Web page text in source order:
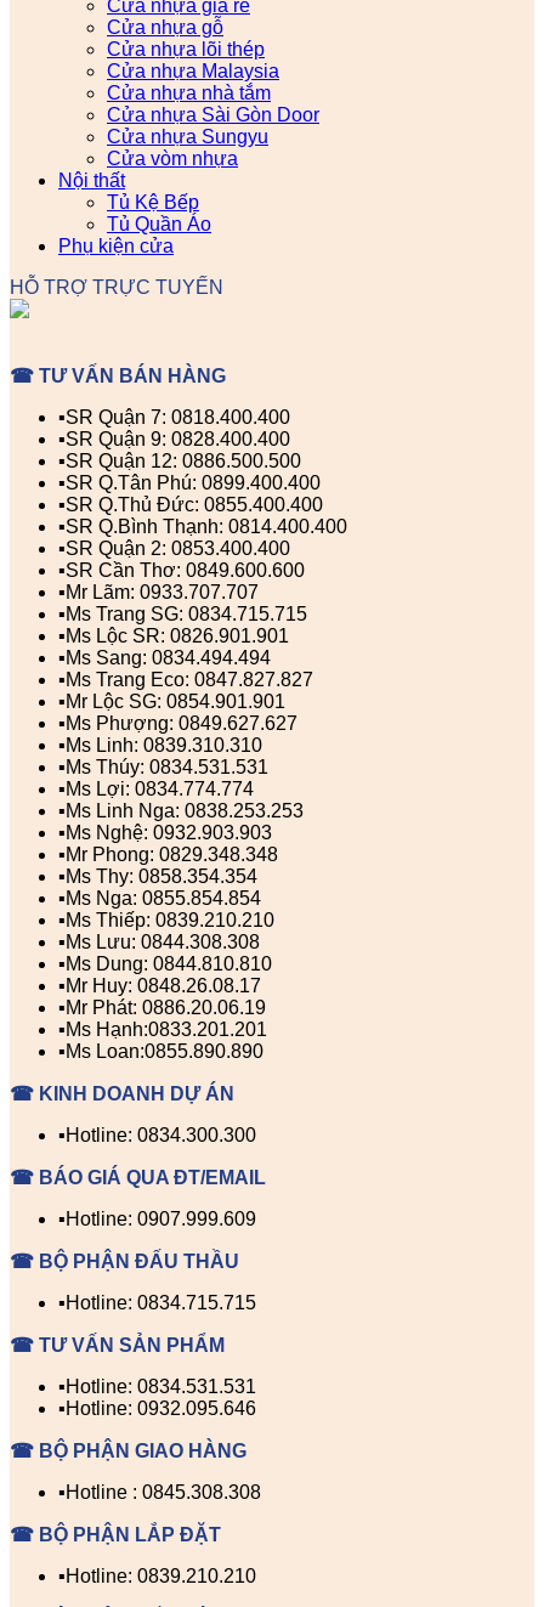
Cửa nhựa giá rẻ
Cửa nhựa gỗ
Cửa nhựa lõi thép
Cửa nhựa Malaysia
Cửa nhựa nhà tắm
Cửa nhựa Sài Gòn Door
Cửa nhựa Sungyu
Cửa vòm nhựa
Nội thất
Tủ Kệ Bếp
Tủ Quần Áo
Phụ kiện cửa
HỖ TRỢ TRỰC TUYẾN
☎ TƯ VẤN BÁN HÀNG
▪️SR Quận 7: 0818.400.400
▪️SR Quận 9: 0828.400.400
▪️SR Quận 12: 0886.500.500
▪️SR Q.Tân Phú: 0899.400.400
▪️SR Q.Thủ Đức: 0855.400.400
▪️SR Q.Bình Thạnh: 0814.400.400
▪️SR Quận 2: 0853.400.400
▪️SR Cần Thơ: 0849.600.600
▪️Mr Lãm: 0933.707.707
▪️Ms Trang SG: 0834.715.715
▪️Ms Lộc SR: 0826.901.901
▪️Ms Sang: 0834.494.494
▪️Ms Trang Eco: 0847.827.827
▪️Mr Lộc SG: 0854.901.901
▪️Ms Phượng: 0849.627.627
▪️Ms Linh: 0839.310.310
▪️Ms Thúy: 0834.531.531
▪️Ms Lợi: 0834.774.774
▪️Ms Linh Nga: 0838.253.253
▪️Ms Nghệ: 0932.903.903
▪️Mr Phong: 0829.348.348
▪️Ms Thy: 0858.354.354
▪️Ms Nga: 0855.854.854
▪️Ms Thiếp: 0839.210.210
▪️Ms Lưu: 0844.308.308
▪️Ms Dung: 0844.810.810
▪️Mr Huy: 0848.26.08.17
▪️Mr Phát: 0886.20.06.19
▪️Ms Hạnh:0833.201.201
▪️Ms Loan:0855.890.890
☎ KINH DOANH DỰ ÁN
▪️Hotline: 0834.300.300
☎ BÁO GIÁ QUA ĐT/EMAIL
▪️Hotline: 0907.999.609
☎ BỘ PHẬN ĐẤU THẦU
▪️Hotline: 0834.715.715
☎ TƯ VẤN SẢN PHẨM
▪️Hotline: 0834.531.531
▪️Hotline: 0932.095.646
☎ BỘ PHẬN GIAO HÀNG
▪️Hotline : 0845.308.308
☎ BỘ PHẬN LẮP ĐẶT
▪️Hotline: 0839.210.210